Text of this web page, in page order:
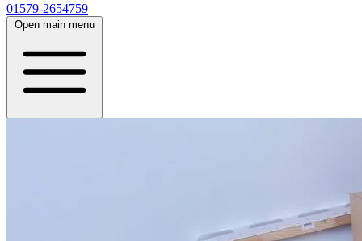
01579-2654759
Open main menu